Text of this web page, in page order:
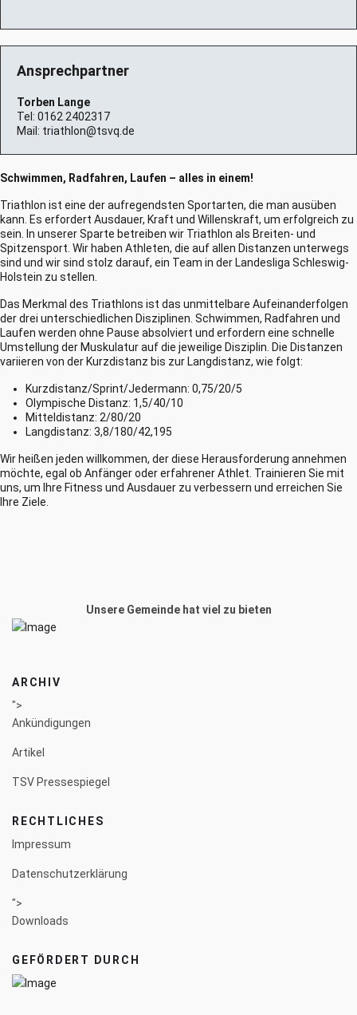
Ansprechpartner
Torben Lange
Tel: 0162 2402317
Mail: triathlon@tsvq.de
Schwimmen, Radfahren, Laufen – alles in einem!
Triathlon ist eine der aufregendsten Sportarten, die man ausüben
kann. Es erfordert Ausdauer, Kraft und Willenskraft, um erfolgreich zu
sein. In unserer Sparte betreiben wir Triathlon als Breiten- und
Spitzensport. Wir haben Athleten, die auf allen Distanzen unterwegs
sind und wir sind stolz darauf, ein Team in der Landesliga Schleswig-
Holstein zu stellen.
Das Merkmal des Triathlons ist das unmittelbare Aufeinanderfolgen
der drei unterschiedlichen Disziplinen. Schwimmen, Radfahren und
Laufen werden ohne Pause absolviert und erfordern eine schnelle
Umstellung der Muskulatur auf die jeweilige Disziplin. Die Distanzen
variieren von der Kurzdistanz bis zur Langdistanz, wie folgt:
Kurzdistanz/Sprint/Jedermann: 0,75/20/5
Olympische Distanz: 1,5/40/10
Mitteldistanz: 2/80/20
Langdistanz: 3,8/180/42,195
Wir heißen jeden willkommen, der diese Herausforderung annehmen
möchte, egal ob Anfänger oder erfahrener Athlet. Trainieren Sie mit
uns, um Ihre Fitness und Ausdauer zu verbessern und erreichen Sie
Ihre Ziele.
Unsere Gemeinde hat viel zu bieten
ARCHIV
">
Ankündigungen
Artikel
TSV Pressespiegel
RECHTLICHES
Impressum
Datenschutzerklärung
">
Downloads
GEFÖRDERT DURCH